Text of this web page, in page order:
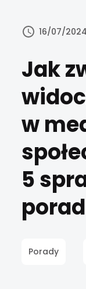
16/07/2024
Jak
w
5
porad
Porady